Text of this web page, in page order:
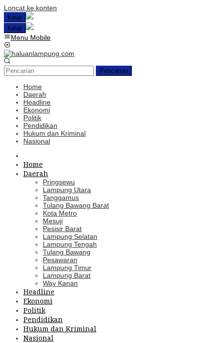
Loncat ke konten
tutup
tutup
Menu Mobile
Pencarian
Home
Daerah
Headline
Ekonomi
Politik
Pendidikan
Hukum dan Kriminal
Nasional
Home
Daerah
Pringsewu
Lampung Utara
Tanggamus
Tulang Bawang Barat
Kota Metro
Mesuji
Pesisir Barat
Lampung Selatan
Lampung Tengah
Tulang Bawang
Pesawaran
Lampung Timur
Lampung Barat
Way Kanan
Headline
Ekonomi
Politik
Pendidikan
Hukum dan Kriminal
Nasional